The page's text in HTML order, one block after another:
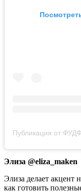
Элиза @eliza_maken
Элиза делает акцент
как готовить